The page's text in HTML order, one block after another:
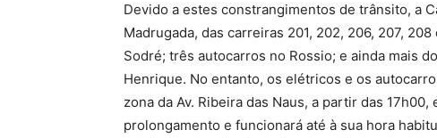
Devido a estes constrangimentos de trânsito, a
Madrugada, das carreiras 201, 202, 206, 207,
Sodré; três autocarros no Rossio; e ainda mais
Henrique. No entanto, os elétricos e os
zona da Av. Ribeira das Naus, a partir das
prolongamento e funcionará até à sua hora